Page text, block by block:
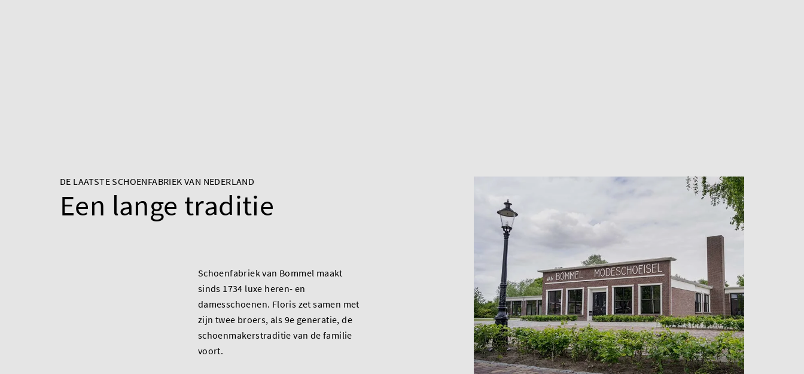
DE LAATSTE SCHOENFABRIEK VAN NEDERLAND
Een lange traditie
Schoenfabriek van Bommel maakt
sinds 1734 luxe heren- en
damesschoenen. Floris zet samen met
zijn twee broers, als 9e generatie, de
schoenmakerstraditie van de familie
voort.